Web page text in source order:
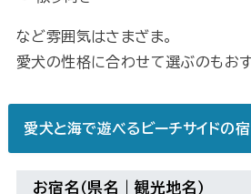
など雰囲気はさまざま。
愛犬の性格に合わせて選ぶのもおす
愛犬と海で遊べるビーチサイドの宿
お宿名（県名｜観光地名）